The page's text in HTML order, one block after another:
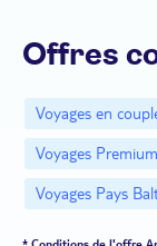
Offres
Voyages en
Voyages
Voyages Pays